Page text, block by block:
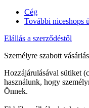
Cég
További niceshops
Elállás a szerződéstől
Személyre szabott
Hozzájárulásával sütiket
használunk, hogy
Önnek.